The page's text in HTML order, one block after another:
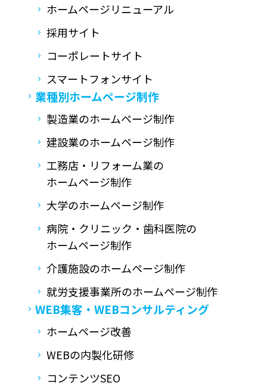
ホームページリニューアル
採用サイト
コーポレートサイト
スマートフォンサイト
業種別ホームページ制作
製造業のホームページ制作
建設業のホームページ制作
工務店・リフォーム業の
ホームページ制作
大学のホームページ制作
病院・クリニック・歯科医院の
ホームページ制作
介護施設のホームページ制作
就労支援事業所のホームページ制作
WEB集客・ WEBコンサルティング
ホームページ改善
WEBの内製化研修
コンテンツSEO